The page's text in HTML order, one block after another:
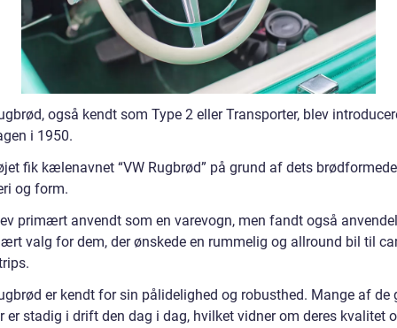
også kendt som Type 2 eller Transporter, blev
i 1950.
fik kælenavnet “VW Rugbrød” på grund af dets brødformede
og form.
primært anvendt som en varevogn, men fandt også
valg for dem, der ønskede en rummelig og allround bil til
er kendt for sin pålidelighed og robusthed. Mange af de
er stadig i drift den dag i dag, hvilket vidner om deres kvalitet